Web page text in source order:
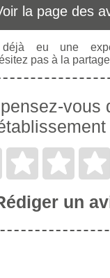
la page des
eu une
pas à la
vous
un